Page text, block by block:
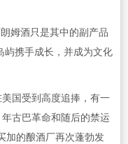
姆酒只是其中的副产品
屿携手成长，并成为文化
国受到高度追捧，有一
古巴革命和随后的禁运
加的酿酒厂再次蓬勃发